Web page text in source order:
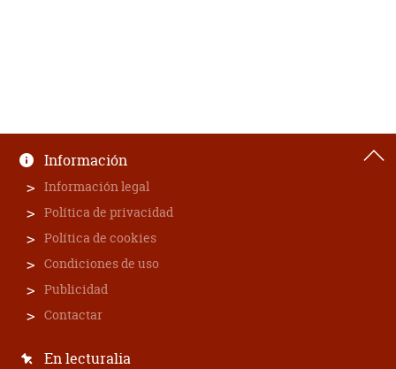
Información
Información legal
Política de privacidad
Política de cookies
Condiciones de uso
Publicidad
Contactar
En lecturalia